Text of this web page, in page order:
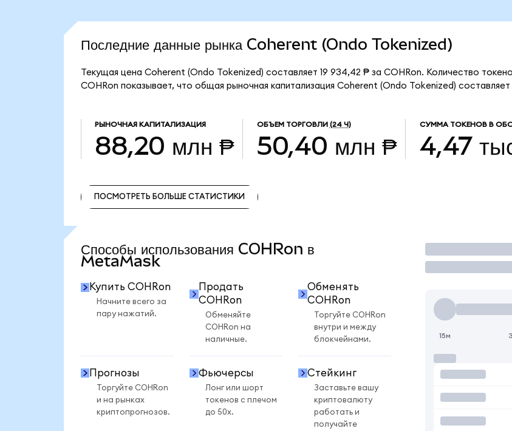
Последние данные рынка Coherent (Ondo Tokenized)
Текущая цена Coherent (Ondo Tokenized) составляет 19 934,42 ₱ за COHRon. Количество
COHRon показывает, что общая рыночная капитализация Coherent (Ondo Tokenized)
РЫНОЧНАЯ КАПИТАЛИЗАЦИЯ
88,20 млн ₱
ОБЪЕМ ТОРГОВЛИ (24 Ч)
50,40 млн ₱
СУММА ТОКЕНОВ В
4,47
ПОСМОТРЕТЬ БОЛЬШЕ СТАТИСТИКИ
Способы использования COHRon в
MetaMask
Купить COHRon
Начните всего за
пару нажатий.
Продать
COHRon
Обменяйте
COHRon на
наличные.
Обменять
COHRon
Торгуйте COHRon
внутри и между
блокчейнами.
Прогнозы
Торгуйте COHRon
и на рынках
криптопрогнозов.
Фьючерсы
Лонг или шорт
токенов с плечом
до 50x.
Стейкинг
Заставьте вашу
криптовалюту
работать и
получайте
Торговать
15м